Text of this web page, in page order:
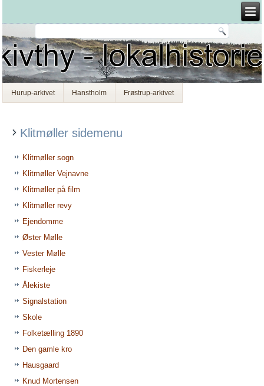
Hurup-arkivet Hanstholm Frøstrup-arkivet
Klitmøller sidemenu
Klitmøller sogn
Klitmøller Vejnavne
Klitmøller på film
Klitmøller revy
Ejendomme
Øster Mølle
Vester Mølle
Fiskerleje
Ålekiste
Signalstation
Skole
Folketælling 1890
Den gamle kro
Hausgaard
Knud Mortensen